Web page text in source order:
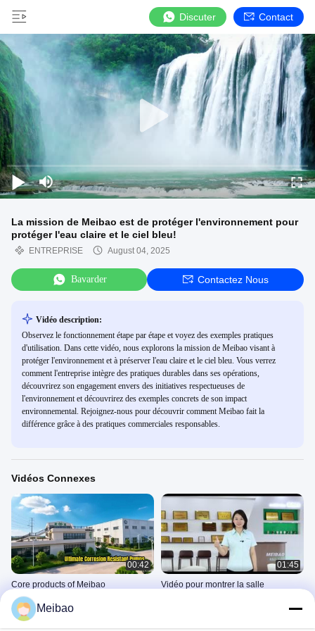
Discuter Contact
La mission de Meibao est de protéger l'environnement pour
protéger l'eau claire et le ciel bleu!
ENTREPRISE August 04, 2025
Bavarder Contactez Nous
Vidéo description:
Observez le fonctionnement étape par étape et voyez des exemples pratiques
d'utilisation. Dans cette vidéo, nous explorons la mission de Meibao visant à
protéger l'environnement et à préserver l'eau claire et le ciel bleu. Vous verrez
comment l'entreprise intègre des pratiques durables dans ses opérations,
découvrirez son engagement envers des initiatives respectueuses de
l'environnement et découvrirez des exemples concrets de son impact
environnemental. Rejoignez-nous pour découvrir comment Meibao fait la
différence grâce à des pratiques commerciales responsables.
Vidéos Connexes
00:42
Core products of Meibao
ENTREPRISE
June 05, 2026
01:45
Vidéo pour montrer la salle
Meibao